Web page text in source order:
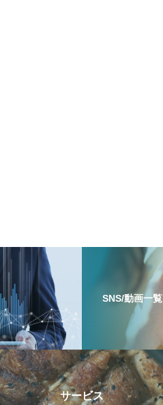
ワンちゃんへ
SNS/動画一覧
サービス